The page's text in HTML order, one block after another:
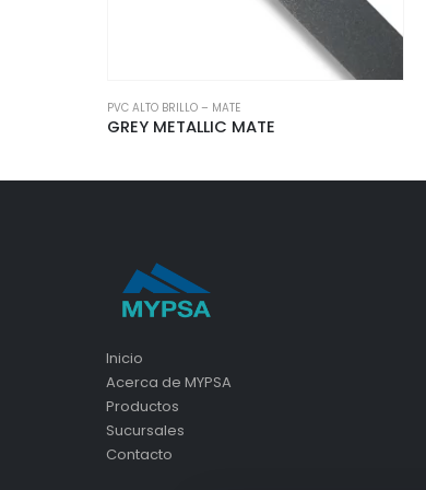
PVC ALTO BRILLO – MATE
STONE GREY ALTO BRILLO
Inicio
Acerca de MYPSA
Productos
Sucursales
Contacto